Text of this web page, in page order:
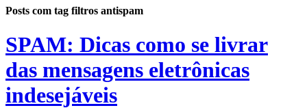
Posts com tag filtros antispam
SPAM: Dicas como se livrar
das mensagens eletrônicas
indesejáveis